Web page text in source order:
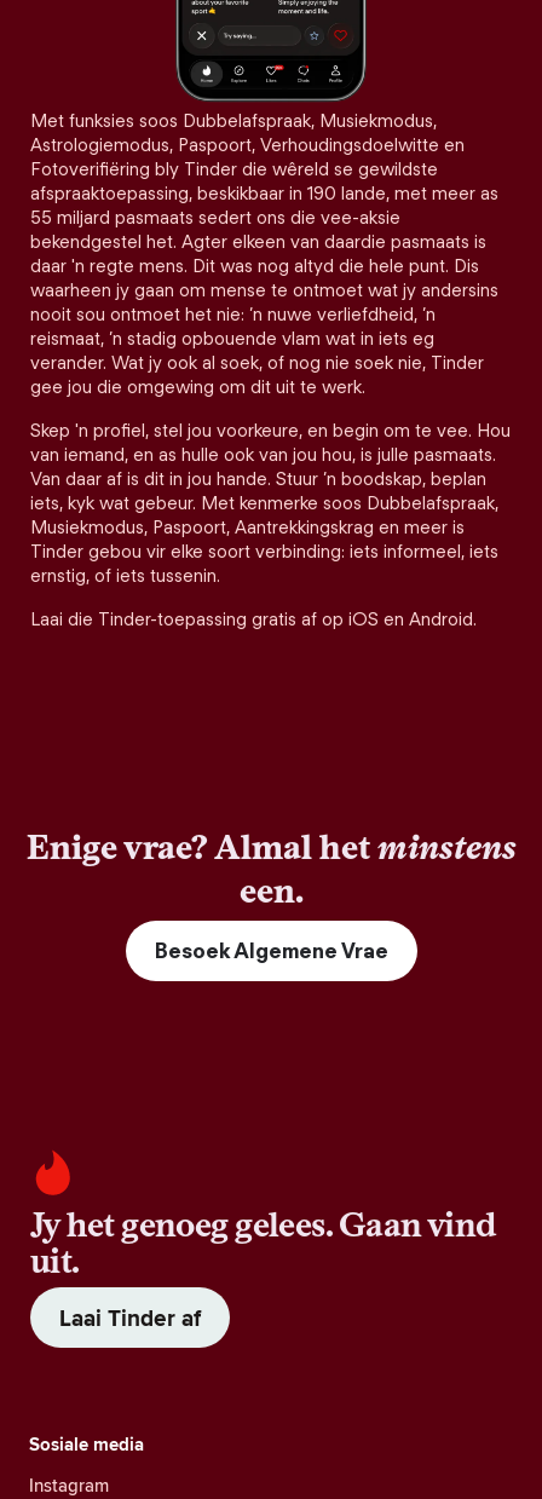
Met funksies soos Dubbelafspraak, Musiekmodus,
Astrologiemodus, Paspoort, Verhoudingsdoelwitte en
Fotoverifiëring bly Tinder die wêreld se gewildste
afspraaktoepassing, beskikbaar in 190 lande, met meer as
55 miljard pasmaats sedert ons die vee-aksie
bekendgestel het. Agter elkeen van daardie pasmaats is
daar 'n regte mens. Dit was nog altyd die hele punt. Dis
waarheen jy gaan om mense te ontmoet wat jy andersins
nooit sou ontmoet het nie: ’n nuwe verliefdheid, ’n
reismaat, ’n stadig opbouende vlam wat in iets eg
verander. Wat jy ook al soek, of nog nie soek nie, Tinder
gee jou die omgewing om dit uit te werk.
Skep 'n profiel, stel jou voorkeure, en begin om te vee. Hou
van iemand, en as hulle ook van jou hou, is julle pasmaats.
Van daar af is dit in jou hande. Stuur ’n boodskap, beplan
iets, kyk wat gebeur. Met kenmerke soos Dubbelafspraak,
Musiekmodus, Paspoort, Aantrekkingskrag en meer is
Tinder gebou vir elke soort verbinding: iets informeel, iets
ernstig, of iets tussenin.
Laai die Tinder-toepassing gratis af op iOS en Android.
Enige vrae? Almal hetminstens
een.
Besoek Algemene Vrae
Jy het genoeg gelees. Gaan vind
uit.
Laai Tinder af
Sosiale media
Instagram